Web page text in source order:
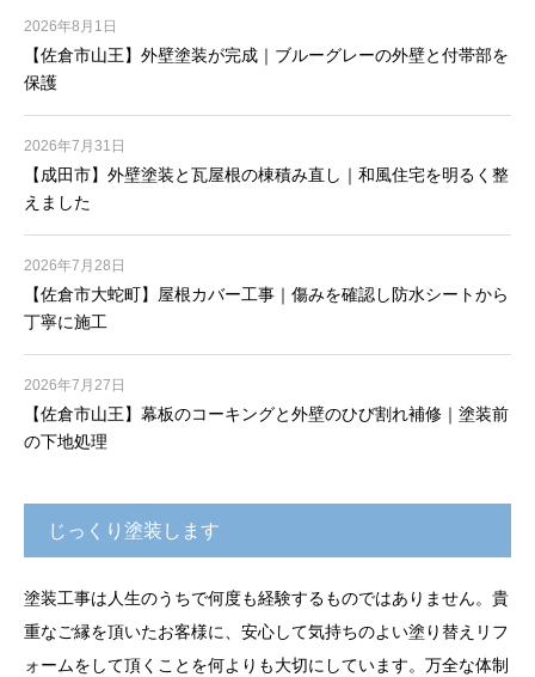
【佐倉市山王】外壁塗装が完成｜ブルーグレーの外壁と付帯部を
保護
2026年8月1日
【成田市】外壁塗装と瓦屋根の棟積み直し｜和風住宅を明るく整
えました
2026年7月31日
【佐倉市大蛇町】屋根カバー工事｜傷みを確認し防水シートから
丁寧に施工
2026年7月28日
【佐倉市山王】幕板のコーキングと外壁のひび割れ補修｜塗装前
の下地処理
2026年7月27日
じっくり塗装します
塗装工事は人生のうちで何度も経験するものではありません。貴
重なご縁を頂いたお客様に、安心して気持ちのよい塗り替えリフ
ォームをして頂くことを何よりも大切にしています。万全な体制